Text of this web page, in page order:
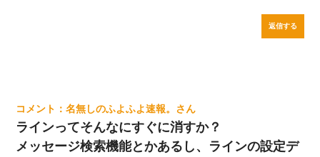
返信する
名無しのふよふよ速報。
ラインってそんなにすぐに消すか？
メッセージ検索機能とかあるし、ラインの設定デ